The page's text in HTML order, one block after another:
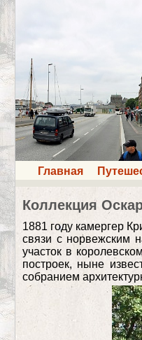
Главная
Коллекция
1881 году камергер
связи с норвежским
участок в
построек, ныне
собранием